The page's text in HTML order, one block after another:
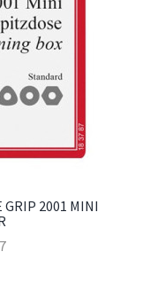
GRIP 2001 MINI